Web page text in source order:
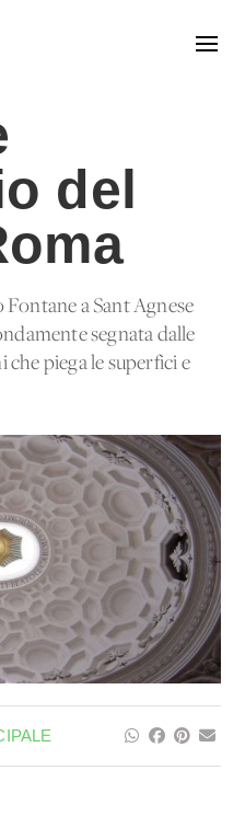
del
a Sant'Agnese
segnata dalle
piega le superfici e